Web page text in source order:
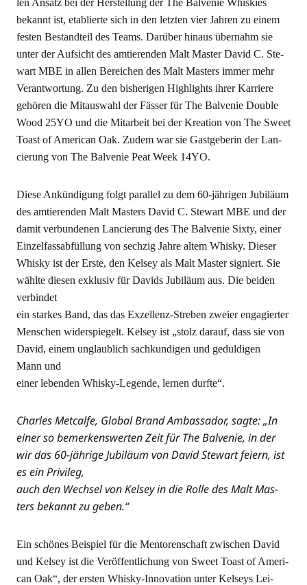
len Ansatz bei der Her­stel­lung der The Bal­ve­nie Whis­kies
bekannt ist, eta­blier­te sich in den letz­ten vier Jah­ren zu einem
fes­ten Bestand­teil des Teams. Dar­über hin­aus über­nahm sie
unter der Auf­sicht des amtie­ren­den Malt Mas­ter David C. Ste­
wart MBE in allen Berei­chen des Malt Mas­ters immer mehr
Ver­ant­wor­tung. Zu den bis­he­ri­gen High­lights ihrer Kar­rie­re
gehö­ren die Mit­aus­wahl der Fäs­ser für The Bal­ve­nie Dou­ble
Wood 25YO und die Mit­ar­beit bei der Krea­ti­on von The Sweet
Toast of Ame­ri­can Oak. Zudem war sie Gast­ge­be­rin der Lan­
cie­rung von The Bal­ve­nie Peat Week 14YO.
Die­se Ankün­di­gung folgt par­al­lel zu dem 60-jäh­ri­gen Jubi­lä­um
des amtie­ren­den Malt Mas­ters David C. Ste­wart MBE und der
damit ver­bun­de­nen Lan­cie­rung des The Bal­ve­nie Six­ty, einer
Ein­zel­fass­ab­fül­lung von sech­zig Jah­re altem Whis­ky. Die­ser
Whis­ky ist der Ers­te, den Kel­sey als Malt Mas­ter signiert. Sie
wähl­te die­sen exklu­siv für Davids Jubi­lä­um aus. Die bei­den
verbindet
ein star­kes Band, das das Exzel­lenz-Stre­ben zwei­er enga­gier­ter
Men­schen wider­spie­gelt. Kel­sey ist „stolz dar­auf, dass sie von
David, einem unglaub­lich sach­kun­di­gen und gedul­di­gen
Mann und
einer leben­den Whis­ky-Legen­de, ler­nen durfte“.
Charles Met­cal­fe, Glo­bal Brand Ambassa­dor, sag­te: „In
einer so bemer­kens­wer­ten Zeit für The Bal­ve­nie, in der
wir das 60-jäh­ri­ge Jubi­lä­um von David Ste­wart fei­ern, ist
es ein Privileg,
auch den Wech­sel von Kel­sey in die Rol­le des Malt Mas­
ters bekannt zu geben.“
Ein schö­nes Bei­spiel für die Men­to­ren­schaft zwi­schen David
und Kel­sey ist die Ver­öf­fent­li­chung von Sweet Toast of Ame­ri­
can Oak“, der ers­ten Whis­ky-Inno­va­ti­on unter Kel­seys Lei­